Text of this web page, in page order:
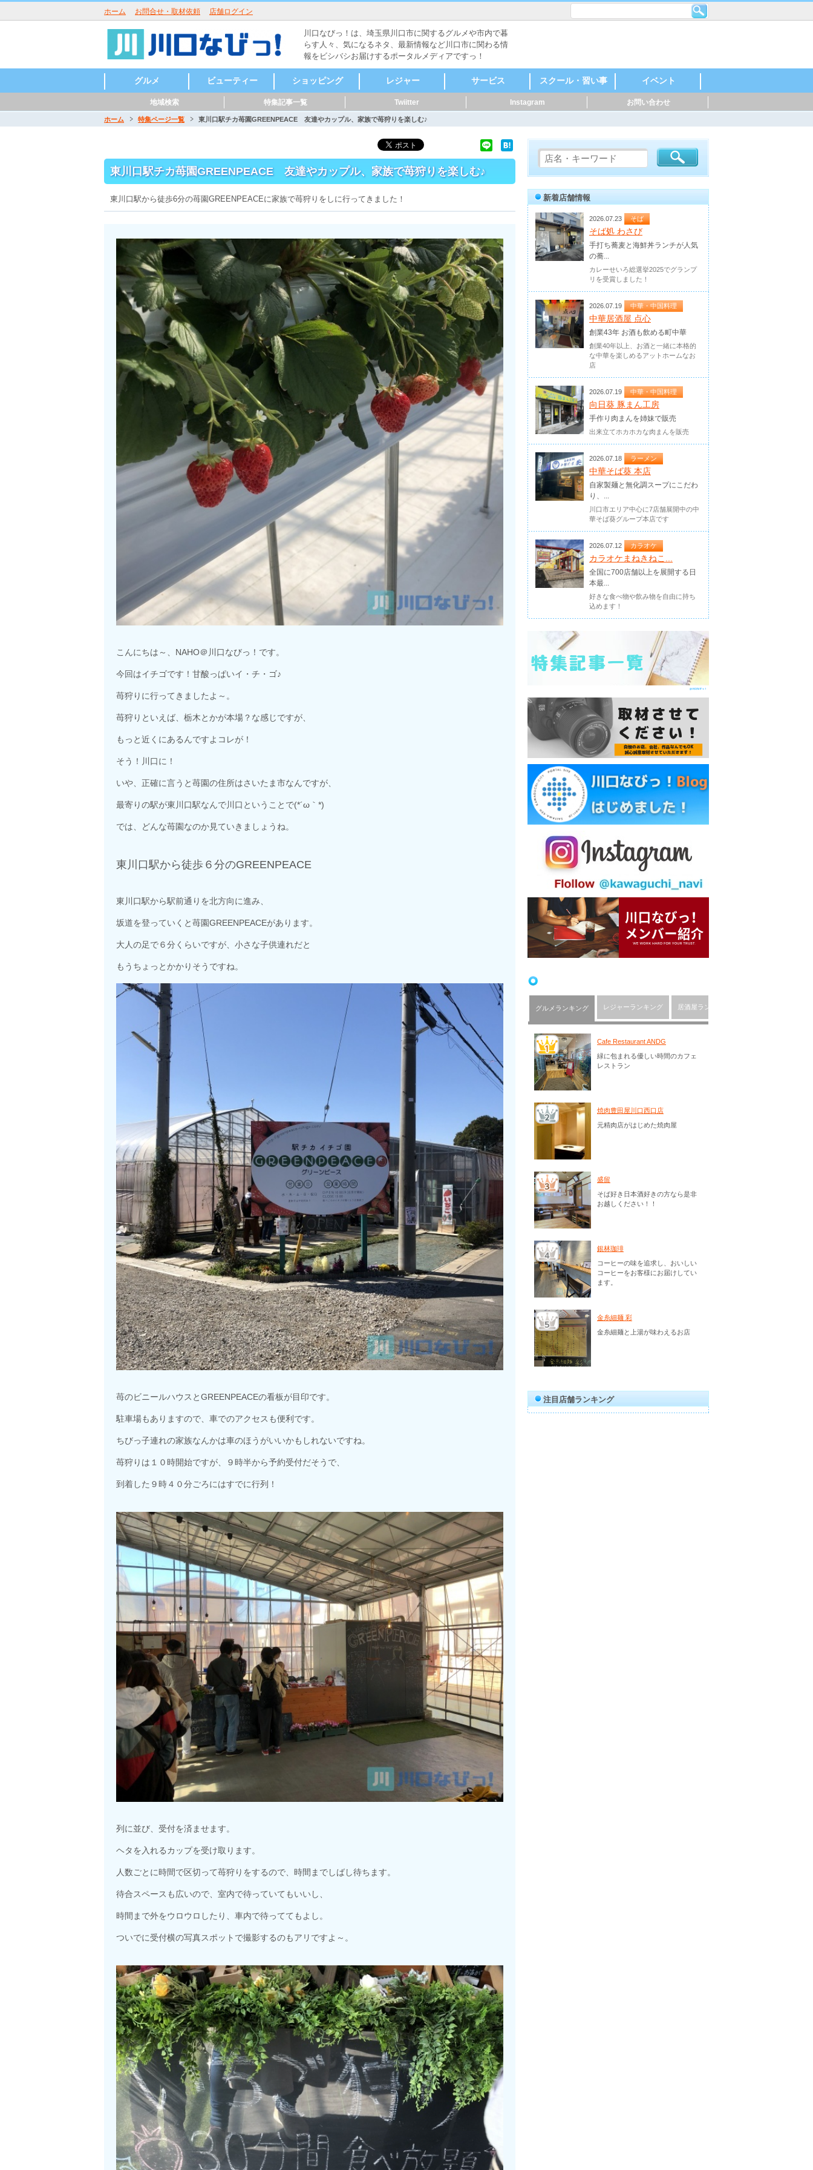
ホーム お問合せ・取材依頼 店舗ログイン
川口なびっ！は、埼玉県川口市に関するグルメや市内で暮
らす人々、気になるネタ、最新情報など川口市に関わる情
報をビシバシお届けするポータルメディアですっ！
グルメ
うどん・そば・麺類
居酒屋・酒屋
和食・日本料理
中華・中国料理
焼肉・鉄板焼
洋食・西洋料理
カフェ・スイーツ
魚介・海鮮料理
アジア・エスニック
カラオケ・パーティ
焼き鳥・からあげ
お弁当・キッチンカ
ー・屋台
その他グルメ
ハンバーガー
ビューティー ショッピング
食料品
ファッション レディース
アクセサリー
本・雑誌・漫画
家電・電化製品
自転車・バイク
新車・中古車
スポーツ用品
メガネ・コンタク
ト・サングラス
CD・DVD
リサイクルショップ
骨董・陶磁器
着物・呉服
美容・健康
家具・インテリア
花・ガーデニング
雑貨
ペット用品
音楽・楽器
セレクトショップ
ドラッグストア・薬
局
その他
ヴィンテージ・古道
具
キャンプ・アウトド
ア
レジャー
カラオケ
ボーリング・ダーツ
ゲームセンター
映画館・劇場
健康ランド・温泉
占い・手相
バッティング
ライブハウス・音楽
体験・ツアー
その他レジャー
サービス
リラクゼーション
カイロプラクティッ
ク
レンタルショップ
レンタルスペース・
シェアオフィス
便利屋・家事代行・
掃除
建築・土木・造園 機械・金属・鉄鋼
印刷・製紙
化学・石油化学
自動車・自動車部
品・バイク
製薬・化粧品
食品・飲料
建築・住宅
質屋・リサイクルシ
ョップ
パフォーマー・ダン
ス
クリーニング・コイ
ンランドリー
アニマル・ペット
花・フラワーアート
スクール・習い事
英語・英会話
スポーツ
料理
音楽
美容・ネイル
着付け・作法
花・ガーデニング
絵・芸術
塾
幼稚園・保育園
マッサージ
ダンス・日本舞踊
ヨガ・ピラティス
ハンドクラフト
イベント
神社・仏閣
お祭り・花火
親子参加型
○○教室
スポーツイベント
音楽・楽器
マルシェ
地域検索
川口駅周辺
東川口駅周辺
西川口駅周辺
川口元郷駅周辺
南鳩ヶ谷駅周辺
鳩ヶ谷駅周辺
新井宿駅周辺
戸塚安行駅周辺
特集記事一覧 Twiitter Instagram お問い合わせ
ホーム 特集ページ一覧 東川口駅チカ苺園GREENPEACE 友達やカップル、家族で苺狩りを楽しむ♪
東川口駅チカ苺園GREENPEACE 友達やカップル、家族で苺狩りを楽しむ♪
東川口駅から徒歩6分の苺園GREENPEACEに家族で苺狩りをしに行ってきました！
こんにちは～、NAHO＠川口なびっ！です。
今回はイチゴです！甘酸っぱいイ・チ・ゴ♪
苺狩りに行ってきましたよ～。
苺狩りといえば、栃木とかが本場？な感じですが、
もっと近くにあるんですよコレが！
そう！川口に！
いや、正確に言うと苺園の住所はさいたま市なんですが、
最寄りの駅が東川口駅なんで川口ということで(*´ω｀*)
では、どんな苺園なのか見ていきましょうね。
東川口駅から徒歩６分のGREENPEACE
東川口駅から駅前通りを北方向に進み、
坂道を登っていくと苺園GREENPEACEがあります。
大人の足で６分くらいですが、小さな子供連れだと
もうちょっとかかりそうですね。
苺のビニールハウスとGREENPEACEの看板が目印です。
駐車場もありますので、車でのアクセスも便利です。
ちびっ子連れの家族なんかは車のほうがいいかもしれないですね。
苺狩りは１０時開始ですが、９時半から予約受付だそうで、
到着した９時４０分ごろにはすでに行列！
列に並び、受付を済ませます。
ヘタを入れるカップを受け取ります。
人数ごとに時間で区切って苺狩りをするので、時間までしばし待ちます。
待合スペースも広いので、室内で待っていてもいいし、
時間まで外をウロウロしたり、車内で待っててもよし。
ついでに受付横の写真スポットで撮影するのもアリですよ～。
新着店舗情報
2026.07.23 そば
そば処 わさび
手打ち蕎麦と海鮮丼ランチが人気
の蕎...
カレーせいろ総選挙2025でグランプ
リを受賞しました！
2026.07.19 中華・中国料理
中華居酒屋 点心
創業43年 お酒も飲める町中華
創業40年以上、お酒と一緒に本格的
な中華を楽しめるアットホームなお
店
2026.07.19 中華・中国料理
向日葵 豚まん工房
手作り肉まんを姉妹で販売
出来立てホカホカな肉まんを販売
2026.07.18 ラーメン
中華そば葵 本店
自家製麺と無化調スープにこだわ
り、...
川口市エリア中心に7店舗展開中の中
華そば葵グループ本店です
2026.07.12 カラオケ
カラオケまねきねこ...
全国に700店舗以上を展開する日
本最...
好きな食べ物や飲み物を自由に持ち
込めます！
グルメランキング レジャーランキング 居酒屋ランキング
Cafe Restaurant ANDG
緑に包まれる優しい時間のカフェ
レストラン
焼肉豊田屋川口西口店
元精肉店がはじめた焼肉屋
盛留
そば好き日本酒好きの方なら是非
お越しください！！
銀林珈琲
コーヒーの味を追求し、おいしい
コーヒーをお客様にお届けしてい
ます。
金糸細麺 彩
金糸細麺と上湯が味わえるお店
注目店舗ランキング